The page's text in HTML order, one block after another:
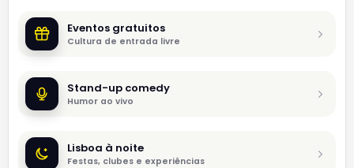
Eventos gratuitos
Cultura de entrada livre
Stand-up comedy
Humor ao vivo
Lisboa à noite
Festas, clubes e experiências